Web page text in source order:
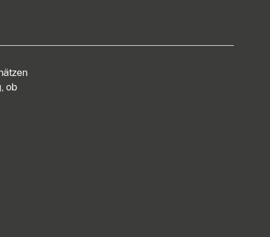
ob